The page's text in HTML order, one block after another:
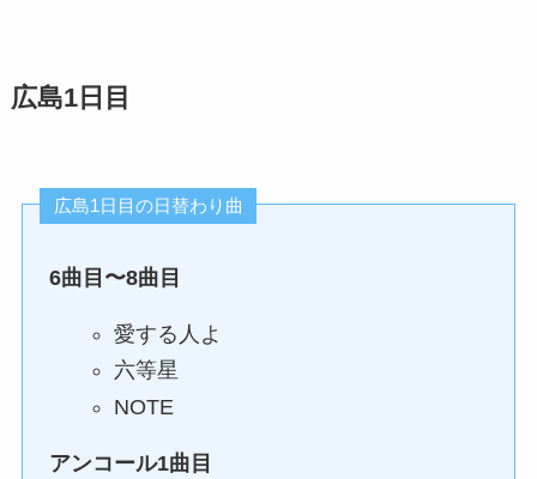
広島1日目
広島1日目の日替わり曲
6曲目〜8曲目
愛する人よ
六等星
NOTE
アンコール1曲目